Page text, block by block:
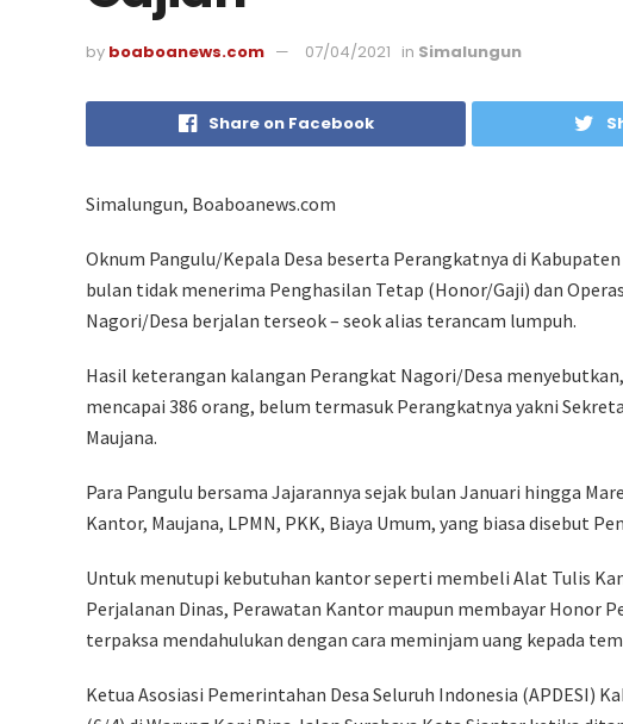
by boaboanews.com 07/04/2021 in Simalungun
Share on Facebook
Simalungun, Boaboanews.com
Oknum Pangulu/Kepala Desa beserta Perangkatnya di
bulan tidak menerima Penghasilan Tetap (Honor/Gaji) dan
Nagori/Desa berjalan terseok – seok alias terancam lumpuh.
Hasil keterangan kalangan Perangkat Nagori/Desa
mencapai 386 orang, belum termasuk Perangkatnya yakni
Maujana.
Para Pangulu bersama Jajarannya sejak bulan Januari hingga
Kantor, Maujana, LPMN, PKK, Biaya Umum, yang biasa disebut
Untuk menutupi kebutuhan kantor seperti membeli Alat Tulis
Perjalanan Dinas, Perawatan Kantor maupun membayar Honor
terpaksa mendahulukan dengan cara meminjam uang kepada
Ketua Asosiasi Pemerintahan Desa Seluruh Indonesia (APDESI)